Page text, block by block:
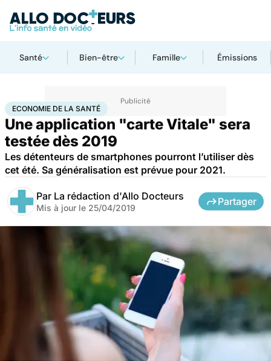
Santé Bien-être Famille Émissions
AccueilSantéSociétéÉconomie Economie de la santé
ECONOMIE DE LA SANTÉ
Une application "carte Vitale" sera
testée dès 2019
Les détenteurs de smartphones pourront l’utiliser dès
cet été. Sa généralisation est prévue pour 2021.
Par La rédaction d'Allo Docteurs
Mis à jour le 25/04/2019
Partager